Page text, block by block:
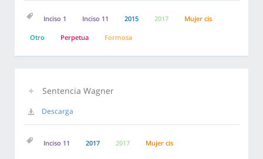
Inciso 1 Inciso 11 2015 2017 Mujer cis
Otro Perpetua Formosa
Sentencia Wagner
Descarga
Inciso 11 2017 2017 Mujer cis